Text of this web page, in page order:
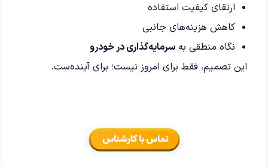
ارتقای کیفیت استفاده
کاهش هزینه‌های جانبی
نگاه منطقی به سرمایه‌گذاری در خودرو
این تصمیم، فقط برای امروز نیست؛ برای آینده‌ست.